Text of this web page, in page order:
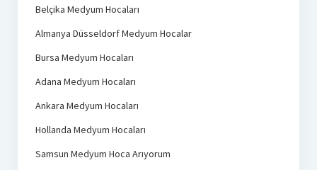
Belçika Medyum Hocaları
Almanya Düsseldorf Medyum Hocalar
Bursa Medyum Hocaları
Adana Medyum Hocaları
Ankara Medyum Hocaları
Hollanda Medyum Hocaları
Samsun Medyum Hoca Arıyorum